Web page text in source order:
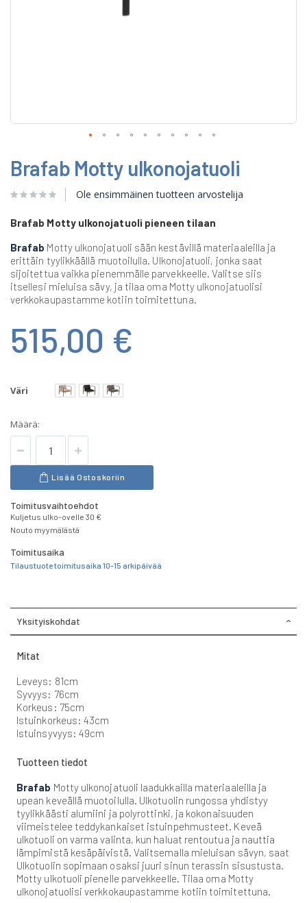
to
the
beginning
of
images
Brafab Motty ulkonojatuoli
Ole ensimmäinen tuotteen arvostelija
Brafab Motty ulkonojatuoli pieneen tilaan
Brafab Motty ulkonojatuoli sään kestävillä materiaaleilla ja
erittäin tyylikkäällä muotoilulla. Ulkonojatuoli, jonka saat
sijoitettua vaikka pienemmälle parvekkeelle. Valitse siis
itsellesi mieluisa sävy, ja tilaa oma Motty ulkonojatuolisi
verkkokaupastamme kotiin toimitettuna.
515,00 €
Väri
Määrä:
Lisää Ostoskoriin
Toimitusvaihtoehdot
Kuljetus ulko-ovelle 30 €
Nouto myymälästä
Toimitusaika
Tilaustuote toimitusaika 10-15 arkipäivää
Yksityiskohdat
Mitat
Leveys: 81cm
Syvyys: 76cm
Korkeus: 75cm
Istuinkorkeus: 43cm
Istuinsyvyys: 49cm
Tuotteen tiedot
Brafab Motty ulkonojatuoli laadukkailla materiaaleilla ja
upean keveällä muotoilulla. Ulkotuolin rungossa yhdistyy
tyylikkäästi alumiini ja polyrottinki, ja kokonaisuuden
viimeistelee teddykankaiset istuinpehmusteet. Keveä
ulkotuoli on varma valinta, kun haluat rentoutua ja nauttia
lämpimistä kesäpäivistä. Valitsemalla mieluisan sävyn, saat
Ulkotuolin sopimaan osaksi juuri sinun terassin sisustusta.
Motty ulkotuoli pienelle parvekkeelle. Tilaa oma Motty
ulkonojatuolisi verkkokaupastamme kotiin toimitettuna.